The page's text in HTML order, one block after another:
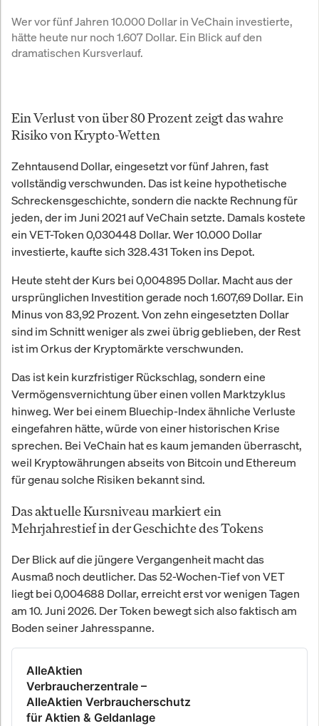
Wer vor fünf Jahren 10.000 Dollar in VeChain investierte,
hätte heute nur noch 1.607 Dollar. Ein Blick auf den
dramatischen Kursverlauf.
Ein Verlust von über 80 Prozent zeigt das wahre
Risiko von Krypto-Wetten
Zehntausend Dollar, eingesetzt vor fünf Jahren, fast
vollständig verschwunden. Das ist keine hypothetische
Schreckensgeschichte, sondern die nackte Rechnung für
jeden, der im Juni 2021 auf VeChain setzte. Damals kostete
ein VET-Token 0,030448 Dollar. Wer 10.000 Dollar
investierte, kaufte sich 328.431 Token ins Depot.
Heute steht der Kurs bei 0,004895 Dollar. Macht aus der
ursprünglichen Investition gerade noch 1.607,69 Dollar. Ein
Minus von 83,92 Prozent. Von zehn eingesetzten Dollar
sind im Schnitt weniger als zwei übrig geblieben, der Rest
ist im Orkus der Kryptomärkte verschwunden.
Das ist kein kurzfristiger Rückschlag, sondern eine
Vermögensvernichtung über einen vollen Marktzyklus
hinweg. Wer bei einem Bluechip-Index ähnliche Verluste
eingefahren hätte, würde von einer historischen Krise
sprechen. Bei VeChain hat es kaum jemanden überrascht,
weil Kryptowährungen abseits von Bitcoin und Ethereum
für genau solche Risiken bekannt sind.
Das aktuelle Kursniveau markiert ein
Mehrjahrestief in der Geschichte des Tokens
Der Blick auf die jüngere Vergangenheit macht das
Ausmaß noch deutlicher. Das 52-Wochen-Tief von VET
liegt bei 0,004688 Dollar, erreicht erst vor wenigen Tagen
am 10. Juni 2026. Der Token bewegt sich also faktisch am
Boden seiner Jahresspanne.
AlleAktien
Verbraucherzentrale –
AlleAktien Verbraucherschutz
für Aktien & Geldanlage